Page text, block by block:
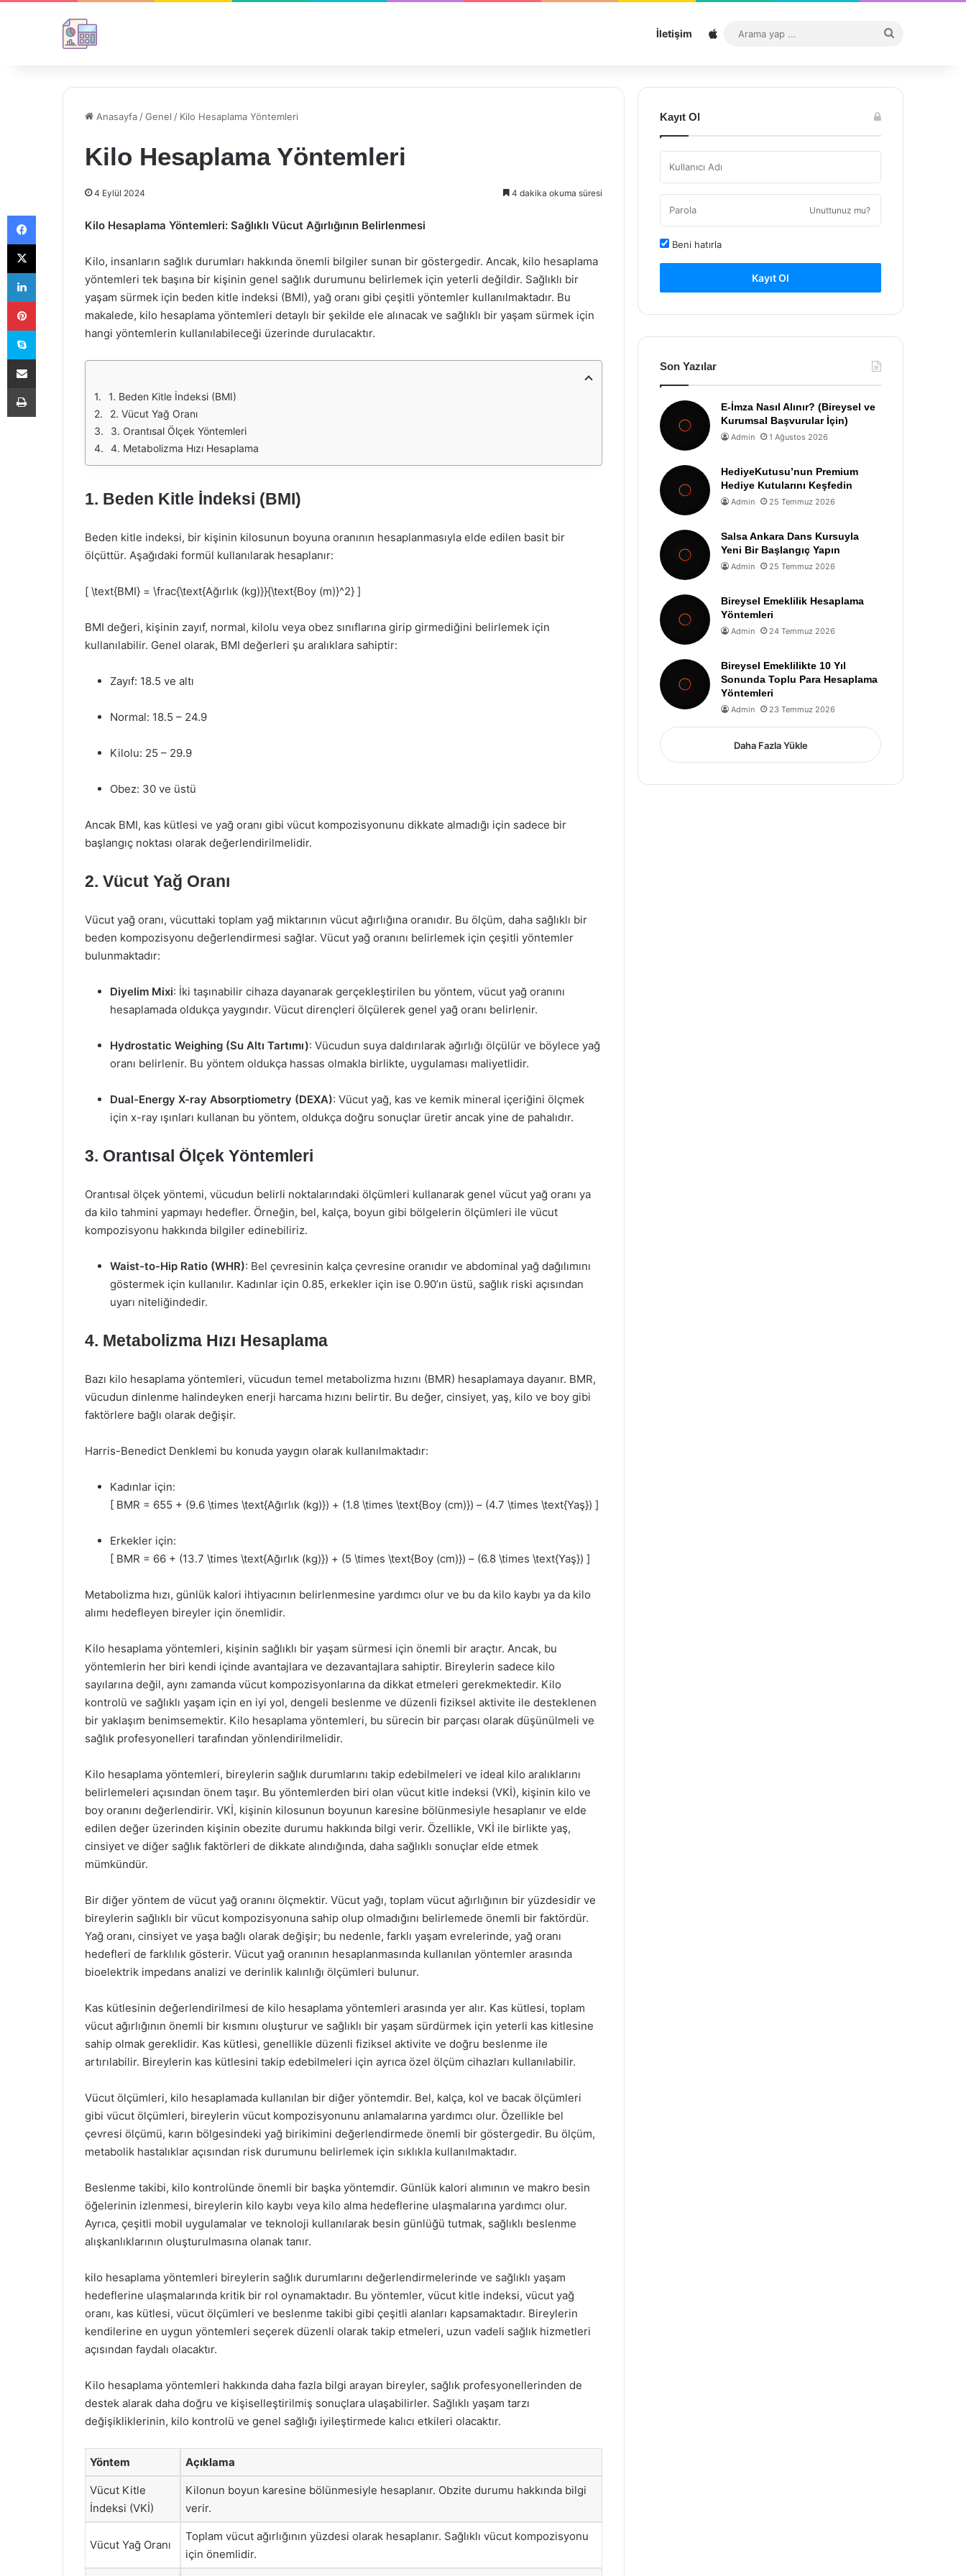
İletişim Sitemap
...
Anasayfa /Genel / Kilo Hesaplama Yöntemleri
Kilo Hesaplama Yöntemleri
4 Eylül 2024 4 dakika okuma süresi
Kilo Hesaplama Yöntemleri: Sağlıklı Vücut Ağırlığının Belirlenmesi
Kilo, insanların sağlık durumları hakkında önemli bilgiler sunan bir göstergedir. Ancak, kilo hesaplama
yöntemleri tek başına bir kişinin genel sağlık durumunu belirlemek için yeterli değildir. Sağlıklı bir
yaşam sürmek için beden kitle indeksi (BMI), yağ oranı gibi çeşitli yöntemler kullanılmaktadır. Bu
makalede, kilo hesaplama yöntemleri detaylı bir şekilde ele alınacak ve sağlıklı bir yaşam sürmek için
hangi yöntemlerin kullanılabileceği üzerinde durulacaktır.
1. Beden Kitle İndeksi (BMI)
2. Vücut Yağ Oranı
3. Orantısal Ölçek Yöntemleri
4. Metabolizma Hızı Hesaplama
1. Beden Kitle İndeksi (BMI)
Beden kitle indeksi, bir kişinin kilosunun boyuna oranının hesaplanmasıyla elde edilen basit bir
ölçüttür. Aşağıdaki formül kullanılarak hesaplanır:
[ \text{BMI} = \frac{\text{Ağırlık (kg)}}{\text{Boy (m)}^2} ]
BMI değeri, kişinin zayıf, normal, kilolu veya obez sınıflarına girip girmediğini belirlemek için
kullanılabilir. Genel olarak, BMI değerleri şu aralıklara sahiptir:
Zayıf: 18.5 ve altı
Normal: 18.5 – 24.9
Kilolu: 25 – 29.9
Obez: 30 ve üstü
Ancak BMI, kas kütlesi ve yağ oranı gibi vücut kompozisyonunu dikkate almadığı için sadece bir
başlangıç noktası olarak değerlendirilmelidir.
2. Vücut Yağ Oranı
Vücut yağ oranı, vücuttaki toplam yağ miktarının vücut ağırlığına oranıdır. Bu ölçüm, daha sağlıklı bir
beden kompozisyonu değerlendirmesi sağlar. Vücut yağ oranını belirlemek için çeşitli yöntemler
bulunmaktadır:
Diyelim Mixi: İki taşınabilir cihaza dayanarak gerçekleştirilen bu yöntem, vücut yağ oranını
hesaplamada oldukça yaygındır. Vücut dirençleri ölçülerek genel yağ oranı belirlenir.
Hydrostatic Weighing (Su Altı Tartımı): Vücudun suya daldırılarak ağırlığı ölçülür ve böylece yağ
oranı belirlenir. Bu yöntem oldukça hassas olmakla birlikte, uygulaması maliyetlidir.
Dual-Energy X-ray Absorptiometry (DEXA): Vücut yağ, kas ve kemik mineral içeriğini ölçmek
için x-ray ışınları kullanan bu yöntem, oldukça doğru sonuçlar üretir ancak yine de pahalıdır.
3. Orantısal Ölçek Yöntemleri
Orantısal ölçek yöntemi, vücudun belirli noktalarındaki ölçümleri kullanarak genel vücut yağ oranı ya
da kilo tahmini yapmayı hedefler. Örneğin, bel, kalça, boyun gibi bölgelerin ölçümleri ile vücut
kompozisyonu hakkında bilgiler edinebiliriz.
Waist-to-Hip Ratio (WHR): Bel çevresinin kalça çevresine oranıdır ve abdominal yağ dağılımını
göstermek için kullanılır. Kadınlar için 0.85, erkekler için ise 0.90’ın üstü, sağlık riski açısından
uyarı niteliğindedir.
4. Metabolizma Hızı Hesaplama
Bazı kilo hesaplama yöntemleri, vücudun temel metabolizma hızını (BMR) hesaplamaya dayanır. BMR,
vücudun dinlenme halindeyken enerji harcama hızını belirtir. Bu değer, cinsiyet, yaş, kilo ve boy gibi
faktörlere bağlı olarak değişir.
Harris-Benedict Denklemi bu konuda yaygın olarak kullanılmaktadır:
Kadınlar için:
[ BMR = 655 + (9.6 \times \text{Ağırlık (kg)}) + (1.8 \times \text{Boy (cm)}) – (4.7 \times \text{Yaş}) ]
Erkekler için:
[ BMR = 66 + (13.7 \times \text{Ağırlık (kg)}) + (5 \times \text{Boy (cm)}) – (6.8 \times \text{Yaş}) ]
Metabolizma hızı, günlük kalori ihtiyacının belirlenmesine yardımcı olur ve bu da kilo kaybı ya da kilo
alımı hedefleyen bireyler için önemlidir.
Kilo hesaplama yöntemleri, kişinin sağlıklı bir yaşam sürmesi için önemli bir araçtır. Ancak, bu
yöntemlerin her biri kendi içinde avantajlara ve dezavantajlara sahiptir. Bireylerin sadece kilo
sayılarına değil, aynı zamanda vücut kompozisyonlarına da dikkat etmeleri gerekmektedir. Kilo
kontrolü ve sağlıklı yaşam için en iyi yol, dengeli beslenme ve düzenli fiziksel aktivite ile desteklenen
bir yaklaşım benimsemektir. Kilo hesaplama yöntemleri, bu sürecin bir parçası olarak düşünülmeli ve
sağlık profesyonelleri tarafından yönlendirilmelidir.
Kilo hesaplama yöntemleri, bireylerin sağlık durumlarını takip edebilmeleri ve ideal kilo aralıklarını
belirlemeleri açısından önem taşır. Bu yöntemlerden biri olan vücut kitle indeksi (VKİ), kişinin kilo ve
boy oranını değerlendirir. VKİ, kişinin kilosunun boyunun karesine bölünmesiyle hesaplanır ve elde
edilen değer üzerinden kişinin obezite durumu hakkında bilgi verir. Özellikle, VKİ ile birlikte yaş,
cinsiyet ve diğer sağlık faktörleri de dikkate alındığında, daha sağlıklı sonuçlar elde etmek
mümkündür.
Bir diğer yöntem de vücut yağ oranını ölçmektir. Vücut yağı, toplam vücut ağırlığının bir yüzdesidir ve
bireylerin sağlıklı bir vücut kompozisyonuna sahip olup olmadığını belirlemede önemli bir faktördür.
Yağ oranı, cinsiyet ve yaşa bağlı olarak değişir; bu nedenle, farklı yaşam evrelerinde, yağ oranı
hedefleri de farklılık gösterir. Vücut yağ oranının hesaplanmasında kullanılan yöntemler arasında
bioelektrik impedans analizi ve derinlik kalınlığı ölçümleri bulunur.
Kas kütlesinin değerlendirilmesi de kilo hesaplama yöntemleri arasında yer alır. Kas kütlesi, toplam
vücut ağırlığının önemli bir kısmını oluşturur ve sağlıklı bir yaşam sürdürmek için yeterli kas kitlesine
sahip olmak gereklidir. Kas kütlesi, genellikle düzenli fiziksel aktivite ve doğru beslenme ile
artırılabilir. Bireylerin kas kütlesini takip edebilmeleri için ayrıca özel ölçüm cihazları kullanılabilir.
Vücut ölçümleri, kilo hesaplamada kullanılan bir diğer yöntemdir. Bel, kalça, kol ve bacak ölçümleri
gibi vücut ölçümleri, bireylerin vücut kompozisyonunu anlamalarına yardımcı olur. Özellikle bel
çevresi ölçümü, karın bölgesindeki yağ birikimini değerlendirmede önemli bir göstergedir. Bu ölçüm,
metabolik hastalıklar açısından risk durumunu belirlemek için sıklıkla kullanılmaktadır.
Beslenme takibi, kilo kontrolünde önemli bir başka yöntemdir. Günlük kalori alımının ve makro besin
öğelerinin izlenmesi, bireylerin kilo kaybı veya kilo alma hedeflerine ulaşmalarına yardımcı olur.
Ayrıca, çeşitli mobil uygulamalar ve teknoloji kullanılarak besin günlüğü tutmak, sağlıklı beslenme
alışkanlıklarının oluşturulmasına olanak tanır.
kilo hesaplama yöntemleri bireylerin sağlık durumlarını değerlendirmelerinde ve sağlıklı yaşam
hedeflerine ulaşmalarında kritik bir rol oynamaktadır. Bu yöntemler, vücut kitle indeksi, vücut yağ
oranı, kas kütlesi, vücut ölçümleri ve beslenme takibi gibi çeşitli alanları kapsamaktadır. Bireylerin
kendilerine en uygun yöntemleri seçerek düzenli olarak takip etmeleri, uzun vadeli sağlık hizmetleri
açısından faydalı olacaktır.
Kilo hesaplama yöntemleri hakkında daha fazla bilgi arayan bireyler, sağlık profesyonellerinden de
destek alarak daha doğru ve kişiselleştirilmiş sonuçlara ulaşabilirler. Sağlıklı yaşam tarzı
değişikliklerinin, kilo kontrolü ve genel sağlığı iyileştirmede kalıcı etkileri olacaktır.
Yöntem Açıklama
Vücut Kitle
İndeksi (VKİ)
Kilonun boyun karesine bölünmesiyle hesaplanır. Obzite durumu hakkında bilgi
verir.
Vücut Yağ Oranı
Toplam vücut ağırlığının yüzdesi olarak hesaplanır. Sağlıklı vücut kompozisyonu
için önemlidir.
Kayıt Ol
Unuttunuz mu?
Beni hatırla
Kayıt Ol
Son Yazılar
E-İmza Nasıl Alınır? (Bireysel ve
Kurumsal Başvurular İçin)
Admin 1 Ağustos 2026
HediyeKutusu’nun Premium
Hediye Kutularını Keşfedin
Admin 25 Temmuz 2026
Salsa Ankara Dans Kursuyla
Yeni Bir Başlangıç Yapın
Admin 25 Temmuz 2026
Bireysel Emeklilik Hesaplama
Yöntemleri
Admin 24 Temmuz 2026
Bireysel Emeklilikte 10 Yıl
Sonunda Toplu Para Hesaplama
Yöntemleri
Admin 23 Temmuz 2026
Daha Fazla Yükle
Facebook
X
LinkedIn
Pinterest
Skype
E-Posta ile paylaş